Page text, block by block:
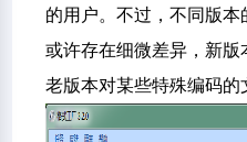
的用户。不过，不同版
或许存在细微差异，新
老版本对某些特殊编码的